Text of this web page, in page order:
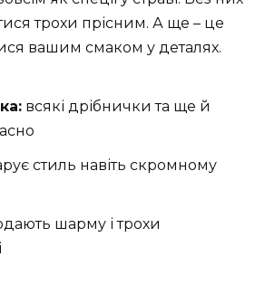
трохи прісним. А ще – це
вашим смаком у деталях.
всякі дрібнички та ще й
стиль навіть скромному
шарму і трохи